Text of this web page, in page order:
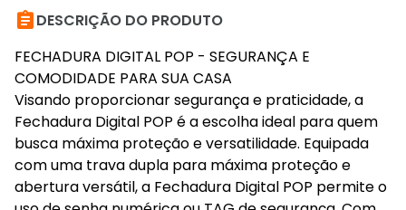
DESCRIÇÃO DO PRODUTO
FECHADURA DIGITAL POP - SEGURANÇA E
COMODIDADE PARA SUA CASA
Visando proporcionar segurança e praticidade, a
Fechadura Digital POP é a escolha ideal para quem
busca máxima proteção e versatilidade. Equipada
com uma trava dupla para máxima proteção e
abertura versátil, a Fechadura Digital POP permite o